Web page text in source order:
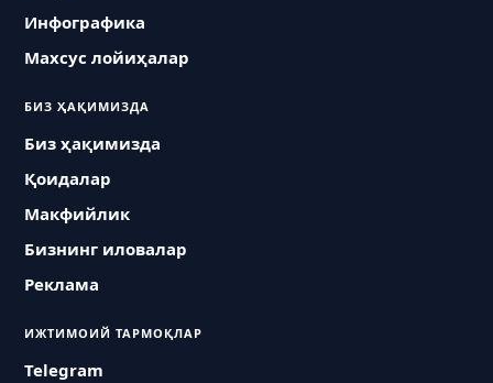
Инфографика
Махсус лойиҳалар
БИЗ ҲАҚИМИЗДА
Биз ҳақимизда
Қоидалар
Макфийлик
Бизнинг иловалар
Реклама
ИЖТИМОИЙ ТАРМОҚЛАР
Telegram